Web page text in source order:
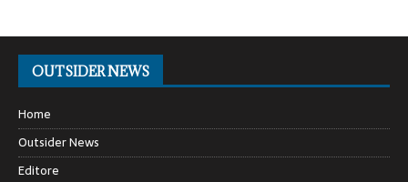
OUTSIDER NEWS
Home
Outsider News
Editore